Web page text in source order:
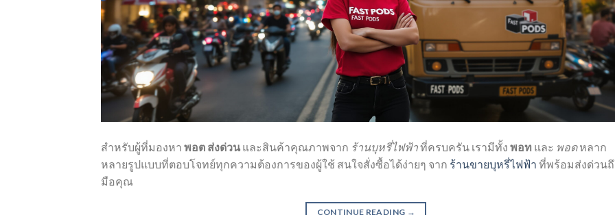
สำหรับผู้ที่มองหา พอต ส่งด่วน และสินค้าคุณภาพจาก ร้านบุหรี่ไฟฟ้าที่ครบครัน เรามีทั้ง พอท และ พอดหลาก
หลายรูปแบบที่ตอบโจทย์ทุกความต้องการของผู้ใช้ สนใจสั่งซื้อได้ง่ายๆ จาก ร้านขายบุหรี่ไฟฟ้า ที่พร้อมส่งด่วน
มือคุณ
CONTINUE READING →